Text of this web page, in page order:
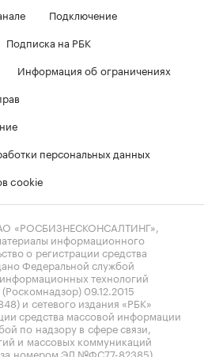
Подключение
Подписка на РБК
Информация об ограничениях
персональных данных
cookie
«РОСБИЗНЕСКОНСАЛТИНГ»,
информационного
о регистрации средства
Федеральной службой
технологий
09.12.2015
и сетевого издания «РБК»
средства массовой информации
по надзору в сфере связи,
и массовых коммуникаций
за номером ЭЛ №ФС77-82385)